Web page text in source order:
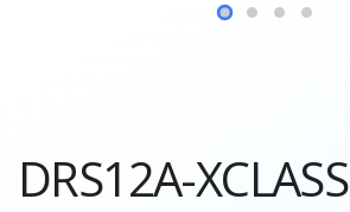
DRS12A-XCLASS